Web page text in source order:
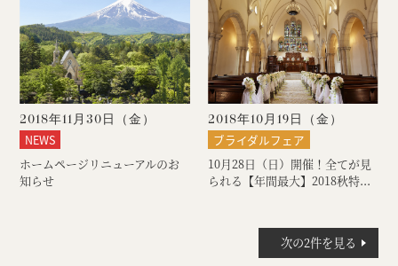
2018年11月30日（金 ）
NEWS
ホームページリニューアルのお
知らせ
2018年10月19日（金 ）
ブライダルフェア
10月28日（日）開催！全てが見
られる【年間最大】2018秋特...
次の2件を見る